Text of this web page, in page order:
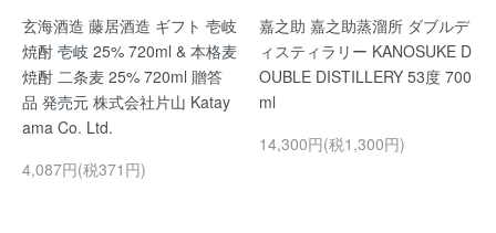
玄海酒造 藤居酒造 ギフト 壱岐
焼酎 壱岐 25% 720ml & 本格麦
焼酎 二条麦 25% 720ml 贈答
品 発売元 株式会社片山 Katay
ama Co. Ltd.
4,087円(税371円)
嘉之助 嘉之助蒸溜所 ダブルデ
ィスティラリー KANOSUKE D
OUBLE DISTILLERY 53度 700
ml
14,300円(税1,300円)